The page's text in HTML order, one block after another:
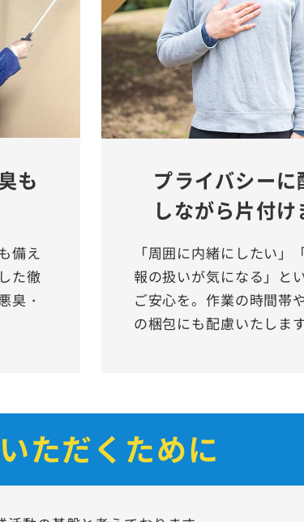
も
備え
た徹
臭・
プライバシーに
しながら片付け
「周囲に内緒にしたい」
報の扱いが気になる」と
ご安心を。作業の時間帯
の梱包にも配慮いたします
ただくために